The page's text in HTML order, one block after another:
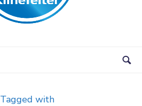
Tagged with